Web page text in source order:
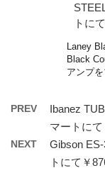
トに
Laney
Black
アンプ
PREV
Ibanez
マートにて
NEXT
Gibson
トにて￥